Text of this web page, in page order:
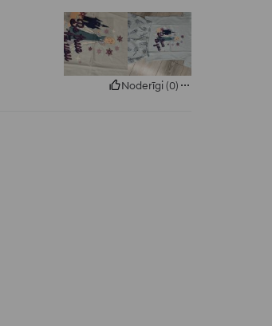
Noderīgi(0)